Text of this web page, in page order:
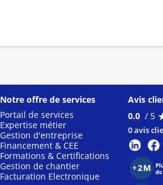
Notre offre de services
Portail de services
Expertise métier
Gestion d'entreprise
Financement & CEE
Formations & Certifications
Gestion de chantier
Facturation Electronique
Avis
0.0 / 5
0 avis